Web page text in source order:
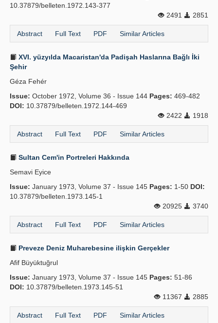
10.37879/belleten.1972.143-377
2491
2851
Abstract Full Text PDF Similar Articles
XVI. yüzyılda Macaristan'da Padişah Haslarına Bağlı İki
Şehir
Géza Fehér
Issue: October 1972, Volume 36 - Issue 144 Pages: 469-482
DOI: 10.37879/belleten.1972.144-469
2422
1918
Abstract Full Text PDF Similar Articles
Sultan Cem'in Portreleri Hakkında
Semavi Eyice
Issue: January 1973, Volume 37 - Issue 145 Pages: 1-50 DOI:
10.37879/belleten.1973.145-1
20925
3740
Abstract Full Text PDF Similar Articles
Preveze Deniz Muharebesine ilişkin Gerçekler
Afif Büyüktuğrul
Issue: January 1973, Volume 37 - Issue 145 Pages: 51-86
DOI: 10.37879/belleten.1973.145-51
11367
2885
Abstract Full Text PDF Similar Articles